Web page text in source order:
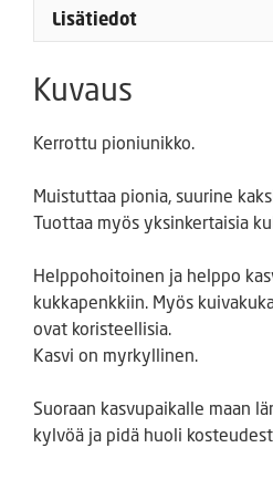
Lisätiedot
Kuvaus
Kerrottu pioniunikko.
Muistuttaa pionia, suurine
Tuottaa myös yksinkertaisia
Helppohoitoinen ja helppo
kukkapenkkiin. Myös
ovat koristeellisia.
Kasvi on myrkyllinen.
Suoraan kasvupaikalle maan
kylvöä ja pidä huoli